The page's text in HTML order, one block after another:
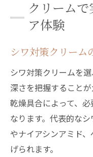
クリーム
ア体験
シワ対策クリーム
シワ対策クリームを
深さを把握すること
乾燥具合によって、
なります。代表的な
やナイアシンアミド
げられます。